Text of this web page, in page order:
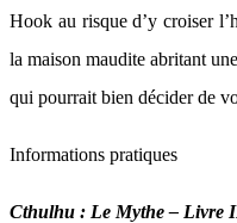
Hook au risque d’y croiser
la maison maudite abritant
qui pourrait bien décider de
Informations pratiques
Cthulhu : Le Mythe – Livre